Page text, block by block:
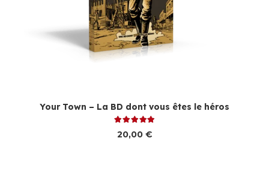
Your Town – La BD dont vous êtes le héros
20,00 €